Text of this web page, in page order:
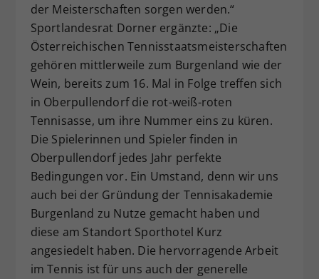
der Meisterschaften sorgen werden.“
Sportlandesrat Dorner ergänzte: „Die
Österreichischen Tennisstaatsmeisterschaften
gehören mittlerweile zum Burgenland wie der
Wein, bereits zum 16. Mal in Folge treffen sich
in Oberpullendorf die rot-weiß-roten
Tennisasse, um ihre Nummer eins zu küren.
Die Spielerinnen und Spieler finden in
Oberpullendorf jedes Jahr perfekte
Bedingungen vor. Ein Umstand, denn wir uns
auch bei der Gründung der Tennisakademie
Burgenland zu Nutze gemacht haben und
diese am Standort Sporthotel Kurz
angesiedelt haben. Die hervorragende Arbeit
im Tennis ist für uns auch der generelle